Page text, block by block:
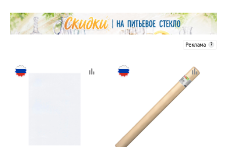
Реклама